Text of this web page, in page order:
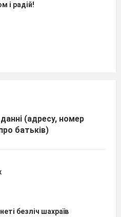
і радій!
(адресу, номер
батьків)
безліч шахраїв